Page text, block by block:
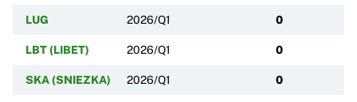
LUG 2026/Q1 0
LBT (LIBET) 2026/Q1 0
SKA (SNIEZKA) 2026/Q1 0